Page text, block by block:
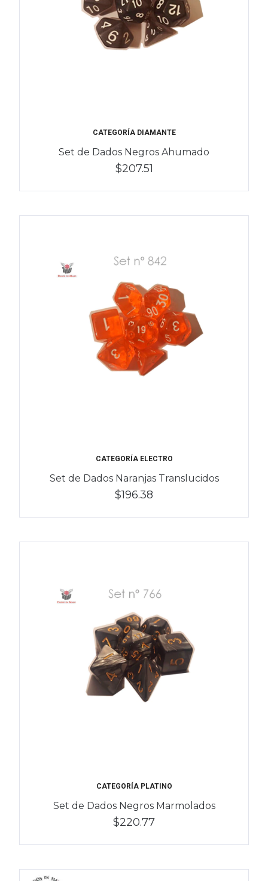
CATEGORÍA DIAMANTE
Set de Dados Negros Ahumado
$207.51
CATEGORÍA ELECTRO
Set de Dados Naranjas Translucidos
$196.38
CATEGORÍA PLATINO
Set de Dados Negros Marmolados
$220.77